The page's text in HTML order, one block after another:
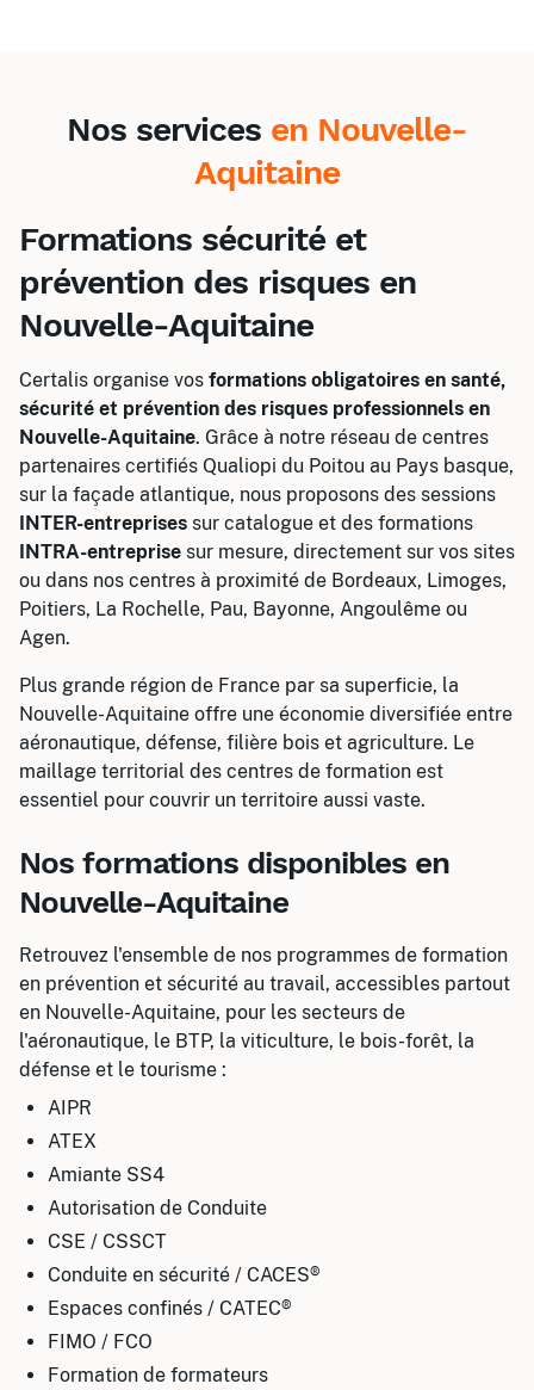
Nos services en Nouvelle-
Aquitaine
Formations sécurité et
prévention des risques en
Nouvelle-Aquitaine
Certalis organise vos formations obligatoires en santé,
sécurité et prévention des risques professionnels en
Nouvelle-Aquitaine. Grâce à notre réseau de centres
partenaires certifiés Qualiopi du Poitou au Pays basque,
sur la façade atlantique, nous proposons des sessions
INTER-entreprises sur catalogue et des formations
INTRA-entreprise sur mesure, directement sur vos sites
ou dans nos centres à proximité de Bordeaux, Limoges,
Poitiers, La Rochelle, Pau, Bayonne, Angoulême ou
Agen.
Plus grande région de France par sa superficie, la
Nouvelle-Aquitaine offre une économie diversifiée entre
aéronautique, défense, filière bois et agriculture. Le
maillage territorial des centres de formation est
essentiel pour couvrir un territoire aussi vaste.
Nos formations disponibles en
Nouvelle-Aquitaine
Retrouvez l'ensemble de nos programmes de formation
en prévention et sécurité au travail, accessibles partout
en Nouvelle-Aquitaine, pour les secteurs de
l'aéronautique, le BTP, la viticulture, le bois-forêt, la
défense et le tourisme :
AIPR
ATEX
Amiante SS4
Autorisation de Conduite
CSE / CSSCT
Conduite en sécurité / CACES®
Espaces confinés / CATEC®
FIMO / FCO
Formation de formateurs